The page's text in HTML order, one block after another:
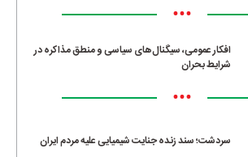
•••
افکار عمومی، سیگنال‌های سیاسی و منطق مذاکره در
شرایط بحران
•••
سردشت؛ سند زنده جنایت شیمیایی علیه مردم ایران